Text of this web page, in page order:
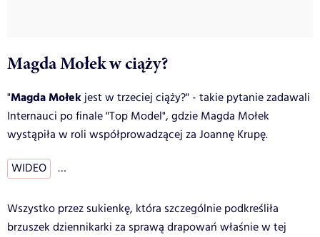
Magda Mołek w ciąży?
"Magda Mołekjest w trzeciej ciąży?" - takie pytanie zadawali
Internauci po finale "Top Model", gdzie Magda Mołek
wystąpiła w roli współprowadzącej za Joannę Krupę.
WIDEO …
Wszystko przez sukienkę, która szczególnie podkreśliła
brzuszek dziennikarki za sprawą drapowań właśnie w tej